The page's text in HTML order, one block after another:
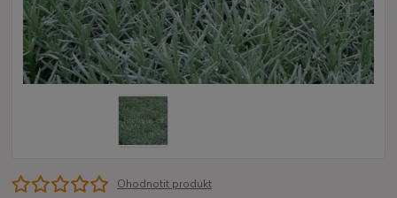
Ohodnotit produkt